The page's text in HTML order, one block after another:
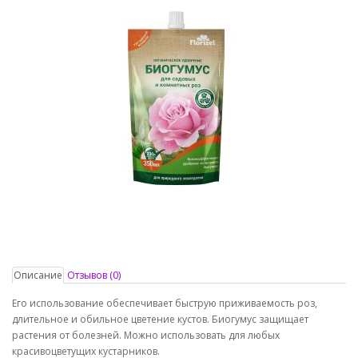
Описание Отзывов (0)
Его использование обеспечивает быструю приживаемость роз,
длительное и обильное цветение кустов. Биогумус защищает
растения от болезней. Можно использовать для любых
красивоцветущих кустарников.